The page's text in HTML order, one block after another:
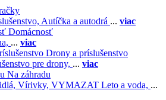
Autíčka a autodrá ... viac
Domácnosť
... viac
Drony a príslušenstvo
pre drony, ... viac
Na záhradu
Vírivky, VYMAZAT Leto a voda, ...